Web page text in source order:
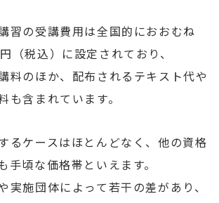
習の受講費用は全国的におおむね
税込）に設定されており、
料のほか、配布されるテキスト代や
も含まれています。
るケースはほとんどなく、他の資格
手頃な価格帯といえます。
実施団体によって若干の差があり、